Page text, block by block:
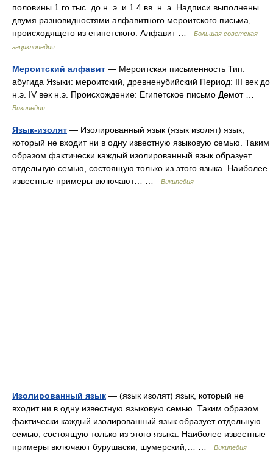
половины 1 го тыс. до н. э. и 1 4 вв. н. э. Надписи выполнены
двумя разновидностями алфавитного мероитского письма,
происходящего из египетского. Алфавит …
Большая советская
энциклопедия
Мероитский алфавит — Мероитская письменность Тип:
абугида Языки: мероитский, древненубийский Период: III век до
н.э. IV век н.э. Происхождение: Египетское письмо Демот …
Википедия
Язык-изолят — Изолированный язык (язык изолят) язык,
который не входит ни в одну известную языковую семью. Таким
образом фактически каждый изолированный язык образует
отдельную семью, состоящую только из этого языка. Наиболее
известные примеры включают… …
Википедия
Изолированный язык — (язык изолят) язык, который не
входит ни в одну известную языковую семью. Таким образом
фактически каждый изолированный язык образует отдельную
семью, состоящую только из этого языка. Наиболее известные
примеры включают бурушаски, шумерский,… …
Википедия